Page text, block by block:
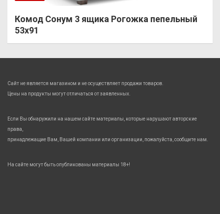
Комод Сонум 3 ящика Рогожка пепельный
53х91
Сайт не является магазином и не осуществляет продажи товаров.
Цены на продукты могут отличаться от заявленных.
Если Вы обнаружили на нашем сайте материалы, которые нарушают авторские
права,
принадлежащие Вам, Вашей компании или организации, пожалуйста, сообщите нам.
На сайте могут быть опубликованы материалы 18+!